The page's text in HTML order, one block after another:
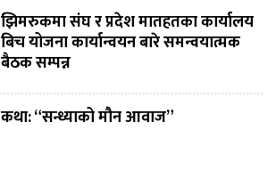
झिमरुकमा संघ र प्रदेश मातहतका कार्यालय
बिच योजना कार्यान्वयन बारे समन्वयात्मक
बैठक सम्पन्न
कथा: “सन्ध्याको मौन आवाज”